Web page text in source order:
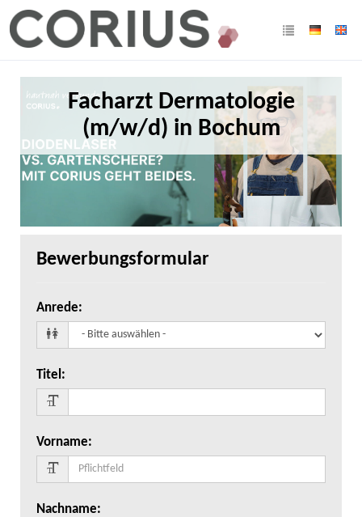
Facharzt Dermatologie
(m/w/d) in Bochum
Bewerbungsformular
Anrede:
Titel :
Vorname:
Nachname: